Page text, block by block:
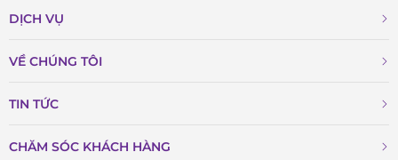
DỊCH VỤ
VỀ CHÚNG TÔI
TIN TỨC
CHĂM SÓC KHÁCH HÀNG